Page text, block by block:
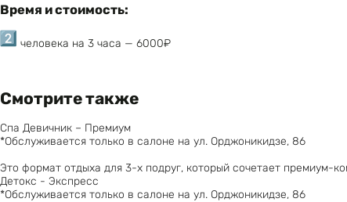
Время и стоимость:
человека на 3 часа — 6000₽
Смотрите также
Спа Девичник – Премиум
*Обслуживается только в салоне на ул. Орджоникидзе, 86
Это формат отдыха для 3-х подруг, который сочетает премиум-
Детокс - Экспресс
*Обслуживается только в салоне на ул. Орджоникидзе, 86